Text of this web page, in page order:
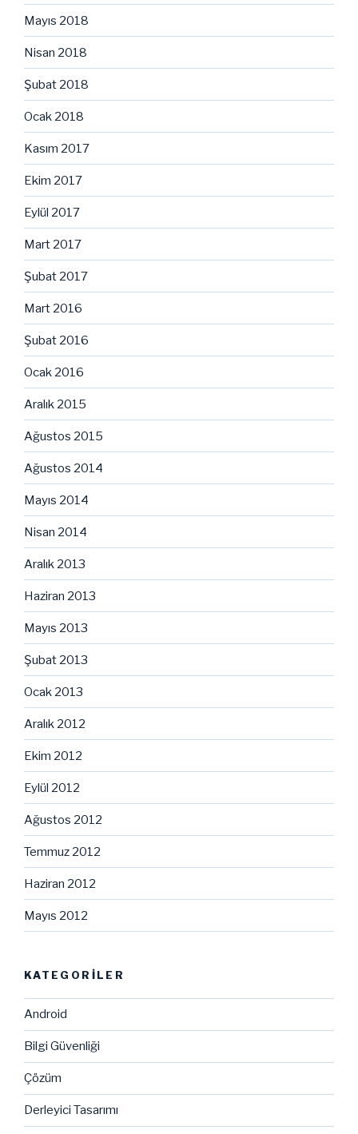
Mayıs 2018
Nisan 2018
Şubat 2018
Ocak 2018
Kasım 2017
Ekim 2017
Eylül 2017
Mart 2017
Şubat 2017
Mart 2016
Şubat 2016
Ocak 2016
Aralık 2015
Ağustos 2015
Ağustos 2014
Mayıs 2014
Nisan 2014
Aralık 2013
Haziran 2013
Mayıs 2013
Şubat 2013
Ocak 2013
Aralık 2012
Ekim 2012
Eylül 2012
Ağustos 2012
Temmuz 2012
Haziran 2012
Mayıs 2012
KATEGORILER
Android
Bilgi Güvenliği
Çözüm
Derleyici Tasarımı